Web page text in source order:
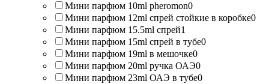
Мини парфюм 10ml pheromon0
Мини парфюм 12ml спрей стойкие в коробке0
Мини парфюм 15.5ml спрей1
Мини парфюм 15ml спрей в тубе0
Мини парфюм 19ml в мешочке0
Мини парфюм 20ml ручка ОАЭ0
Мини парфюм 23ml ОАЭ в тубе0